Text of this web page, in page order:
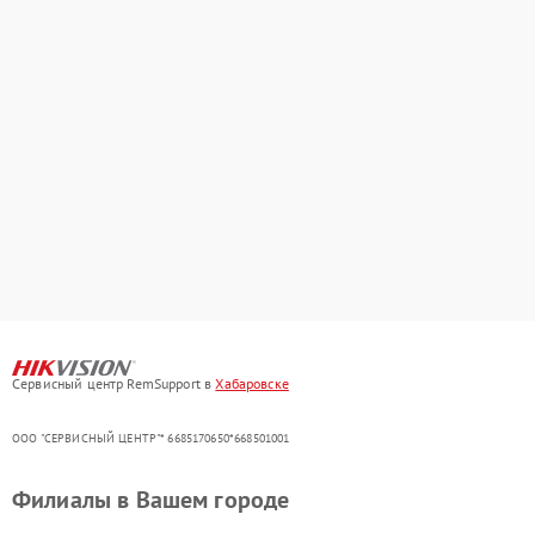
Сервисный центр RemSupport вХабаровске
ООО "СЕРВИСНЫЙ ЦЕНТР"* 6685170650*668501001
Филиалы в Вашем городе